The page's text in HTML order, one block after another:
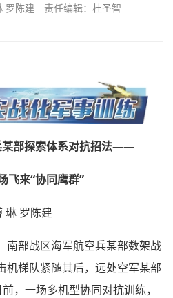
罗陈建
责任编辑：杜圣智
某部探索体系对抗招法——
飞来“协同鹰群”
琳 罗陈建
南部战区海军航空兵某部数架战
机梯队紧随其后，远处空军某部
，一场多机型协同对抗训练，